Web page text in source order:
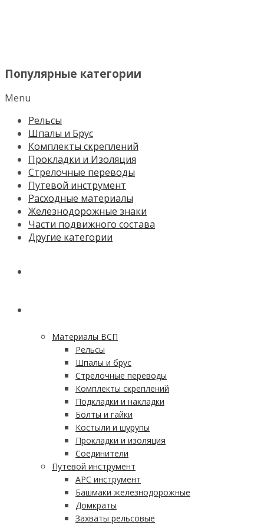
Популярные категории
Menu
Рельсы
Шпалы и Брус
Комплекты скреплений
Прокладки и Изоляция
Стрелочные переводы
Путевой инструмент
Расходные материалы
Железнодорожные знаки
Части подвижного состава
Другие категории
Материалы ВСП
Рельсы
Шпалы и брус
Стрелочные переводы
Комплекты скреплений
Подкладки и накладки
Болты и гайки
Костыли и шурупы
Прокладки и изоляция
Соединители
Путевой инструмент
АРС инструмент
Башмаки железнодорожные
Домкраты
Захваты рельсовые